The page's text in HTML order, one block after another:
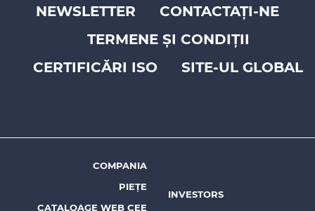
Footer
menu
NEWSLETTER
CONTACTAȚI-NE
TERMENE ȘI CONDIȚII
CERTIFICĂRI ISO
SITE-UL GLOBAL
Footer
menu
COMPANIA
PIEȚE
CATALOAGE WEB CEE
INVESTORS